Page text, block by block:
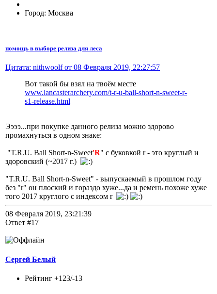
Город: Москва
помощь в выборе релиза для леса
Цитата: nithwoolf от 08 Февраля 2019, 22:27:57
Вот такой бы взял на твоём месте
www.lancasterarchery.com/t-r-u-ball-short-n-sweet-r-
s1-release.html
Ээээ...при покупке данного релиза можно здорово
промахнуться в одном знаке:
"T.R.U. Ball Short-n-Sweet'R" с буковкой r - это круглый и
здоровский (~2017 г.)
"T.R.U. Ball Short-n-Sweet" - выпускаемый в прошлом году
без "r" он плоский и гораздо хуже...да и ремень похоже хуже
того 2017 круглого с индексом r
08 Февраля 2019, 23:21:39
Ответ #17
Сергей Белый
Рейтинг +123/-13